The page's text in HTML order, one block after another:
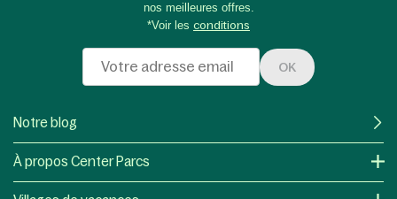
nos meilleures offres.
*Voir les conditions
OK
Notre blog
À propos Center Parcs